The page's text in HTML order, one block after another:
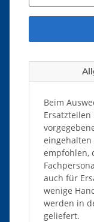
Beim
eingehalten
empfohlen,
auch für
wenige
werden in
geliefert.